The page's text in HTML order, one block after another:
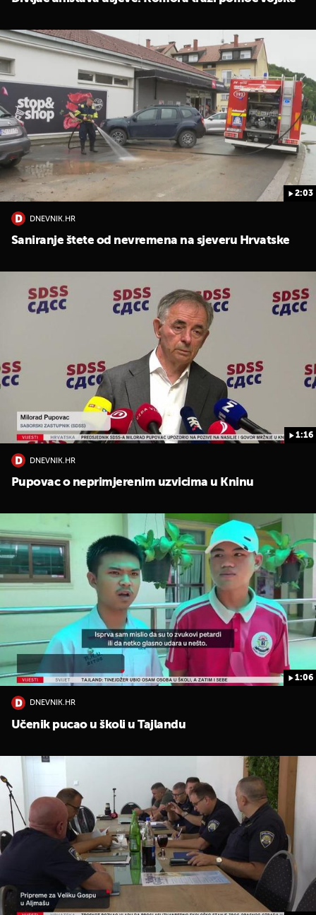
2:03
DNEVNIK.HR
Saniranje štete od nevremena na sjeveru Hrvatske
1:16
DNEVNIK.HR
Pupovac o neprimjerenim uzvicima u Kninu
1:06
DNEVNIK.HR
Učenik pucao u školi u Tajlandu
UKLJUČITE NOTIFIKACIJE